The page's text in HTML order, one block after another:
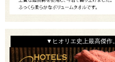
▼ヒオリエ史上最高傑作